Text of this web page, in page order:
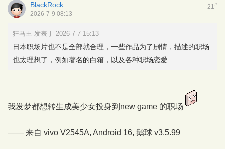
21#
BlackRock
2026-7-9 08:13
狂马王 发表于 2026-7-7 15:13
日本职场片也不是全部就合理，一些作品为了剧情，描述的职场
也太理想了，例如著名的白箱，以及各种职场恋爱 ...
我发梦都想转生成美少女投身到new game 的职场
—— 来自 vivo V2545A, Android 16, 鹅球 v3.5.99